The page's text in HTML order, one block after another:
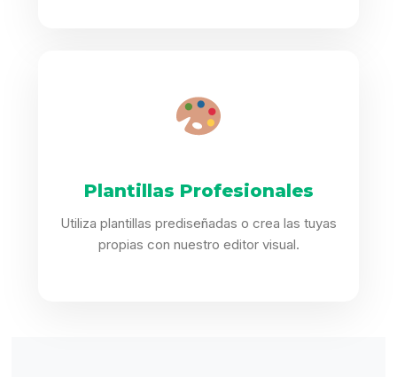
Plantillas Profesionales
Utiliza plantillas prediseñadas o crea las tuyas
propias con nuestro editor visual.